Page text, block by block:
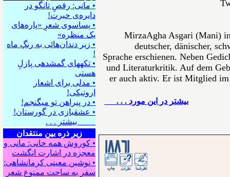
• مانی: رقصِ تانگو در
دایره‌ی حیرت!
• پساسوی شعرِ «پاره‌های
یک منظره»
• زیر دندان‌هائی به رنگِ ماه
!
• تکه⁪های گمشده⁪ی پازلِ
هستی
• مدلی برای اشعار
اروتیکی!
• در پیراهن تو می⁪گنجم!
• عشقبازی در گورستان!
بیشتر . . .
زیر ذره بین منتقدان
• کوروش همه خانی: مانی و
معجزه در اشارت انگشت
• نوشین معینی کرمانشاهی:
سفر به ساحت ممنوع شعر
MirzaAgha Asgari (Mani)
deutscher, dänischer,
Sprache erschienen. Neben
und Literaturkritik. Auf dem
er auch aktiv. Er ist Mitglied
بيشتر در این مورد . . .